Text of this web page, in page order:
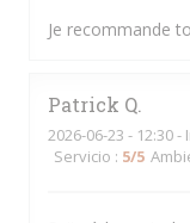
Je recommande
Patrick Q
2026-06-23 - 12:30 -
Servicio : 5/5